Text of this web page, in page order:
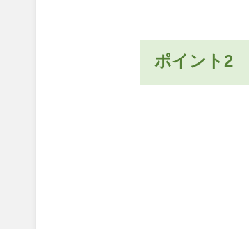
ポイント2